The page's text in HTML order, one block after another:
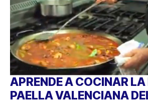
APRENDE A COCINAR
PAELLA VALENCIANA